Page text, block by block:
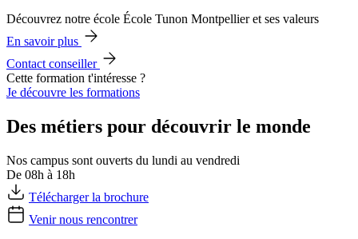
Découvrez notre école École Tunon Montpellier et ses valeurs
En savoir plus
Contact conseiller
Cette formation t'intéresse ?
Je découvre les formations
Des métiers pour découvrir le monde
Nos campus sont ouverts du lundi au vendredi
De 08h à 18h
Télécharger la brochure
Venir nous rencontrer